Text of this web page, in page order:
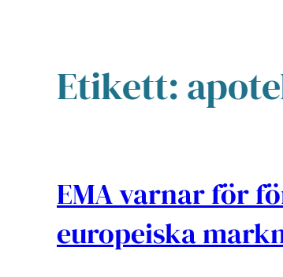
Etikett:
EMA varnar för
europeiska